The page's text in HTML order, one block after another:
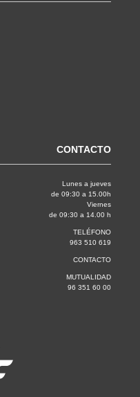
CONTACTO
Lunes a jueves
de 09:30 a 15.00h
Viernes
de 09:30 a 14.00 h
TELÉFONO
963 510 619
CONTACTO
MUTUALIDAD
96 351 60 00